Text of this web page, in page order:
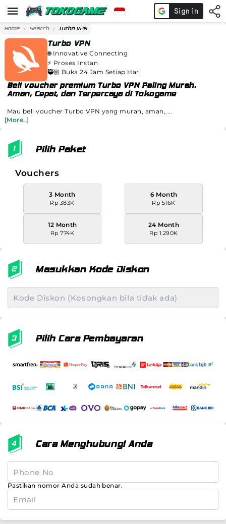
Home Search Turbo VPN
Turbo VPN
🌐 Innovative Connecting
⚡️ Proses Instan
🥷🏼 Buka 24 Jam Setiap Hari
Beli voucher premium Turbo VPN Paling Murah,
Aman, Cepat, dan Terpercaya di Tokogame
Mau beli voucher Turbo VPN yang murah, aman,....
[More..]
Pilih Paket
Vouchers
3 Month
Rp 383K
6 Month
Rp 516K
12 Month
Rp 774K
24 Month
Rp 1.290K
Masukkan Kode Diskon
Pilih Cara Pembayaran
Cara Menghubungi Anda
Pastikan nomor Anda sudah benar.